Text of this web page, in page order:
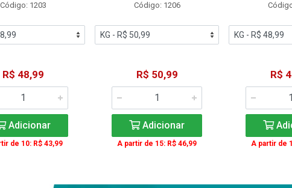
Código: 1203
R$ 48,99
Adicionar
de 10: R$ 43,99
Código: 1206
R$ 50,99
Adicionar
A partir de 15: R$ 46,99
R$
A partir de